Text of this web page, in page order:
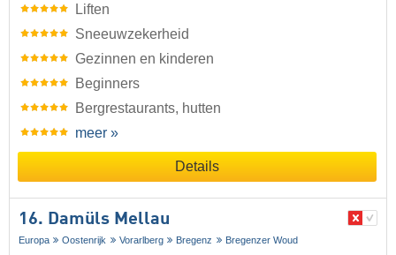
Liften
Sneeuwzekerheid
Gezinnen en kinderen
Beginners
Bergrestaurants, hutten
meer »
Details
16. Damüls Mellau
Europa Oostenrijk Vorarlberg Bregenz Bregenzer Woud